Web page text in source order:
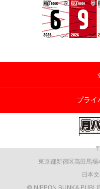
プライ
東京都新宿区高田
日本
© NIPPON BUNKA